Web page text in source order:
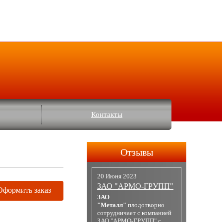
Контакты
заказ
Отзывы
20 Июня 2023
ЗАО "АРМО-ГРУПП"
ЗАО
"Металл" плодотворно
сотрудничает с компанией